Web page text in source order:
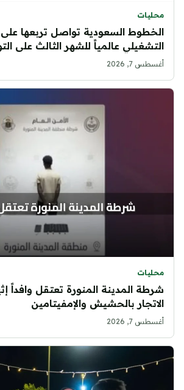
محليات
الخطوط السعودية تواصل تربعها
التشغيلي عالمياً للشهر الثالث على
أغسطس 7, 2026
محليات
شرطة المدينة المنورة تعتقل وافداً
الاتجار بالحشيش والإمفيتامين
أغسطس 7, 2026